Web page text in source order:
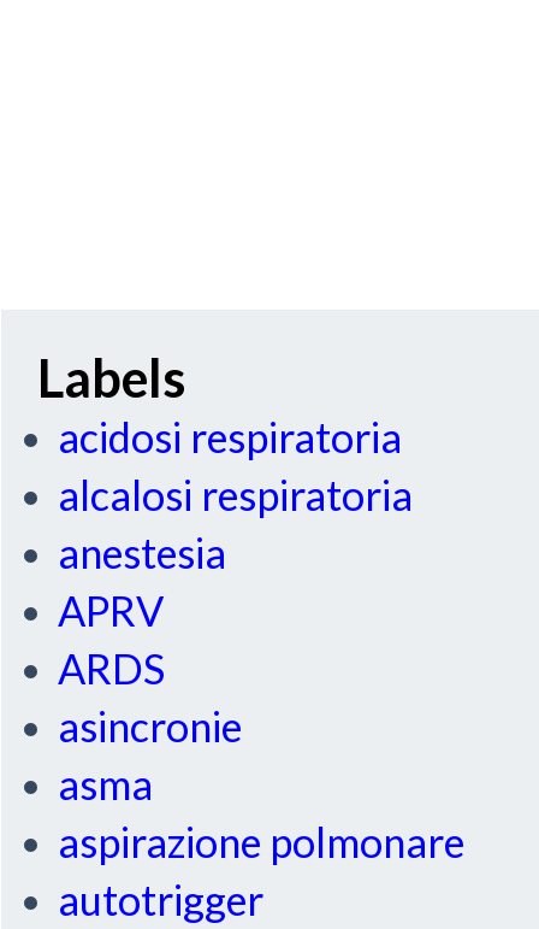
Labels
acidosi respiratoria
alcalosi respiratoria
anestesia
APRV
ARDS
asincronie
asma
aspirazione polmonare
autotrigger